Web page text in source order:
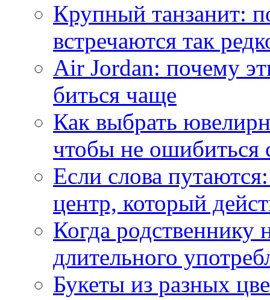
Крупный танзанит:
встречаются так
Air Jordan: почему
биться чаще
Как выбрать
чтобы не ошибиться
Если слова
центр, который
Когда
длительного
Букеты из разных